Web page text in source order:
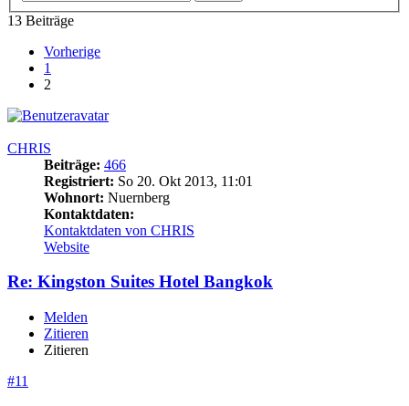
13 Beiträge
Vorherige
1
2
CHRIS
Beiträge: 466
Registriert: So 20. Okt 2013, 11:01
Wohnort: Nuernberg
Kontaktdaten:
Kontaktdaten von CHRIS
Website
Re: Kingston Suites Hotel Bangkok
Melden
Zitieren
Zitieren
#11